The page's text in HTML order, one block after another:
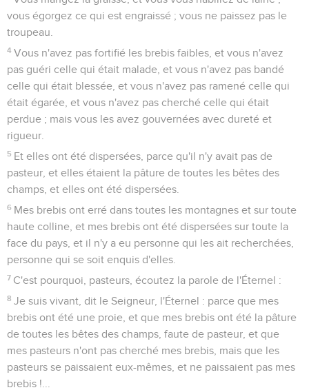
vous égorgez ce qui est engraissé ; vous ne paissez pas le
troupeau.
4 Vous n'avez pas fortifié les brebis faibles, et vous n'avez
pas guéri celle qui était malade, et vous n'avez pas bandé
celle qui était blessée, et vous n'avez pas ramené celle qui
était égarée, et vous n'avez pas cherché celle qui était
perdue ; mais vous les avez gouvernées avec dureté et
rigueur.
5 Et elles ont été dispersées, parce qu'il n'y avait pas de
pasteur, et elles étaient la pâture de toutes les bêtes des
champs, et elles ont été dispersées.
6 Mes brebis ont erré dans toutes les montagnes et sur toute
haute colline, et mes brebis ont été dispersées sur toute la
face du pays, et il n'y a eu personne qui les ait recherchées,
personne qui se soit enquis d'elles.
7 C'est pourquoi, pasteurs, écoutez la parole de l'Éternel :
8 Je suis vivant, dit le Seigneur, l'Éternel : parce que mes
brebis ont été une proie, et que mes brebis ont été la pâture
de toutes les bêtes des champs, faute de pasteur, et que
mes pasteurs n'ont pas cherché mes brebis, mais que les
pasteurs se paissaient eux-mêmes, et ne paissaient pas mes
brebis !...